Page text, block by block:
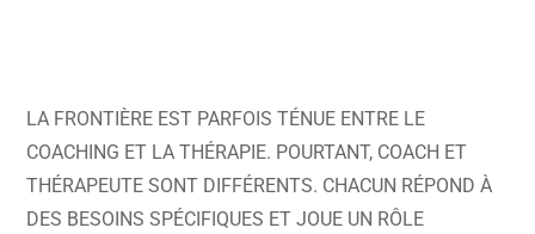
LA FRONTIÈRE EST PARFOIS TÉNUE ENTRE LE
COACHING ET LA THÉRAPIE. POURTANT, COACH ET
THÉRAPEUTE SONT DIFFÉRENTS. CHACUN RÉPOND À
DES BESOINS SPÉCIFIQUES ET JOUE UN RÔLE